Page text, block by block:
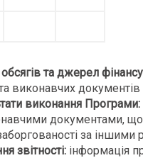
та джерел
виконавчих
виконання Програми:
документами, що
за іншими
звітності: інформація